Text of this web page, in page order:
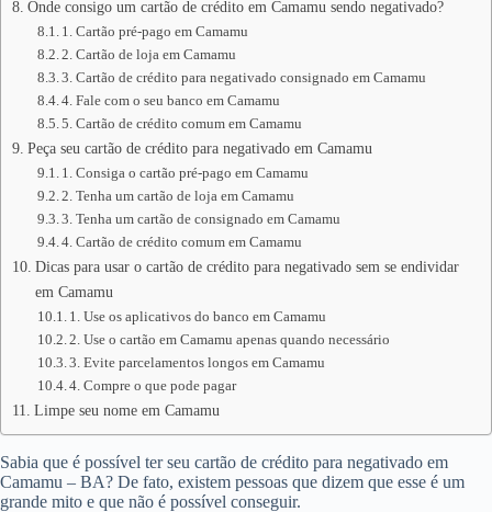
Onde consigo um cartão de crédito em Camamu sendo negativado?
1. Cartão pré-pago em Camamu
2. Cartão de loja em Camamu
3. Cartão de crédito para negativado consignado em Camamu
4. Fale com o seu banco em Camamu
5. Cartão de crédito comum em Camamu
Peça seu cartão de crédito para negativado em Camamu
1. Consiga o cartão pré-pago em Camamu
2. Tenha um cartão de loja em Camamu
3. Tenha um cartão de consignado em Camamu
4. Cartão de crédito comum em Camamu
Dicas para usar o cartão de crédito para negativado sem se endividar
em Camamu
1. Use os aplicativos do banco em Camamu
2. Use o cartão em Camamu apenas quando necessário
3. Evite parcelamentos longos em Camamu
4. Compre o que pode pagar
Limpe seu nome em Camamu
Sabia que é possível ter seu cartão de crédito para negativado em
Camamu – BA? De fato, existem pessoas que dizem que esse é um
grande mito e que não é possível conseguir.